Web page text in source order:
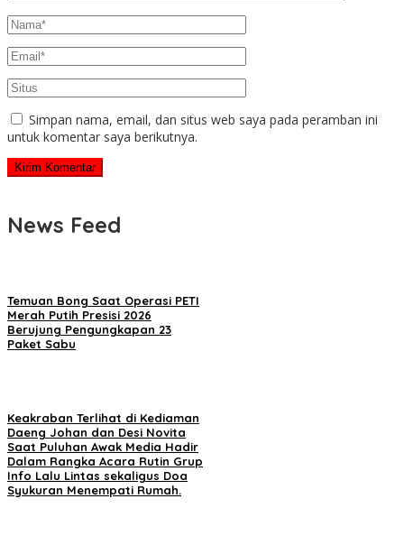
Simpan nama, email, dan situs web saya pada peramban ini
untuk komentar saya berikutnya.
News Feed
Temuan Bong Saat Operasi PETI
Merah Putih Presisi 2026
Berujung Pengungkapan 23
Paket Sabu
Keakraban Terlihat di Kediaman
Daeng Johan dan Desi Novita
Saat Puluhan Awak Media Hadir
Dalam Rangka Acara Rutin Grup
Info Lalu Lintas sekaligus Doa
Syukuran Menempati Rumah.